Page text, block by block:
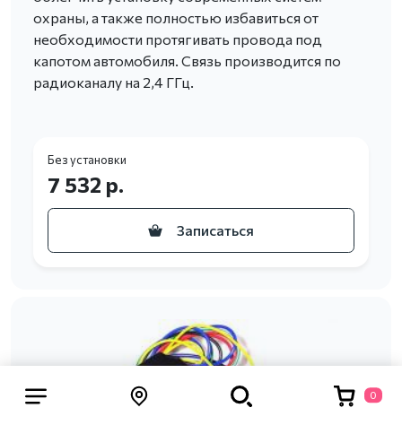
охраны, а также полностью избавиться от
необходимости протягивать провода под
капотом автомобиля. Связь производится по
радиоканалу на 2,4 ГГц.
Без установки
7 532 р.
Записаться
0